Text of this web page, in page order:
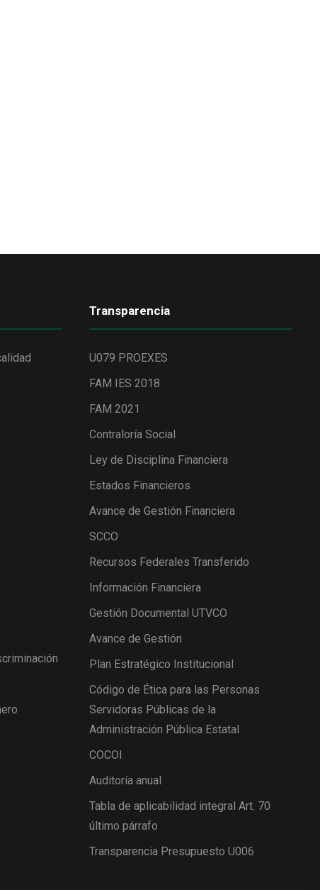
Transparencia
U079 PROEXES
FAM IES 2018
FAM 2021
Contraloría Social
Ley de Disciplina Financiera
Estados Financieros
Avance de Gestión Financiera
SCCO
Recursos Federales Transferido
Información Financiera
Gestión Documental UTVCO
Avance de Gestión
Plan Estratégico Institucional
Código de Ética para las Personas
Servidoras Públicas de la
Administración Pública Estatal
COCOI
Auditoría anual
Tabla de aplicabilidad integral Art. 70
último párrafo
Transparencia Presupuesto U006